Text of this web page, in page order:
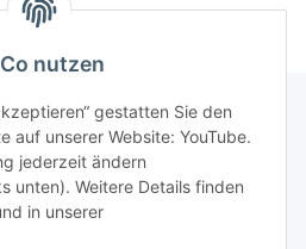
nutzen
gestatten Sie den
auf unserer Website: YouTube.
jederzeit ändern
unten). Weitere Details finden
in unserer